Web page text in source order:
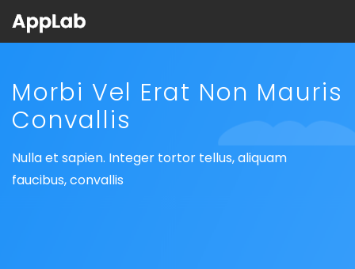
Morbi Vel Erat Non Mauris
Convallis
Nulla et sapien. Integer tortor tellus, aliquam
faucibus, convallis